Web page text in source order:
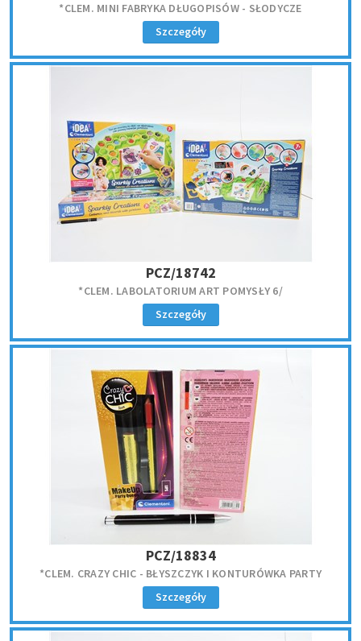
*CLEM. MINI FABRYKA DŁUGOPISÓW - SŁODYCZE
Szczegóły
PCZ/18742
*CLEM. LABOLATORIUM ART POMYSŁY 6/
Szczegóły
PCZ/18834
*CLEM. CRAZY CHIC - BŁYSZCZYK I KONTURÓWKA PARTY
Szczegóły